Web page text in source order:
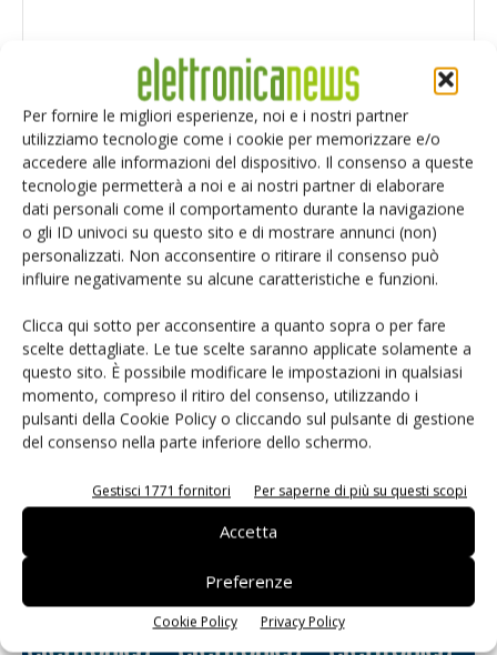
Per fornire le migliori esperienze, noi e i nostri partner
utilizziamo tecnologie come i cookie per memorizzare e/o
accedere alle informazioni del dispositivo. Il consenso a queste
tecnologie permetterà a noi e ai nostri partner di elaborare
dati personali come il comportamento durante la navigazione
o gli ID univoci su questo sito e di mostrare annunci (non)
personalizzati. Non acconsentire o ritirare il consenso può
influire negativamente su alcune caratteristiche e funzioni.
Clicca qui sotto per acconsentire a quanto sopra o per fare
scelte dettagliate. Le tue scelte saranno applicate solamente a
questo sito. È possibile modificare le impostazioni in qualsiasi
momento, compreso il ritiro del consenso, utilizzando i
pulsanti della Cookie Policy o cliccando sul pulsante di gestione
del consenso nella parte inferiore dello schermo.
Gestisci 1771 fornitori Per saperne di più su questi scopi
Accetta
Preferenze
Cookie Policy Privacy Policy
Salva il mio nome, email e sito web in questo browser per i
prossimi commenti.
Selezione di elettronica